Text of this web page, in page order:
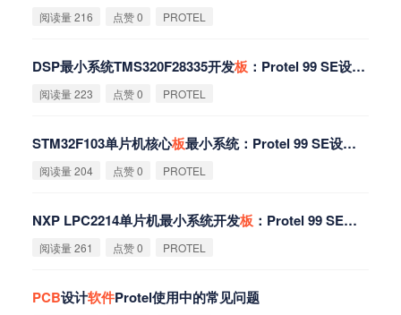
阅读量 216 点赞 0 PROTEL
DSP最小系统TMS320F28335开发板 ：Protel 99 SE设计硬
阅读量 223 点赞 0 PROTEL
STM32F103单片机核心板最小系统：Protel 99 SE设计硬
阅读量 204 点赞 0 PROTEL
NXP LPC2214单片机最小系统开发板 ：Protel 99 SE硬
阅读量 261 点赞 0 PROTEL
PCB设计软件Protel使用中的常见问题